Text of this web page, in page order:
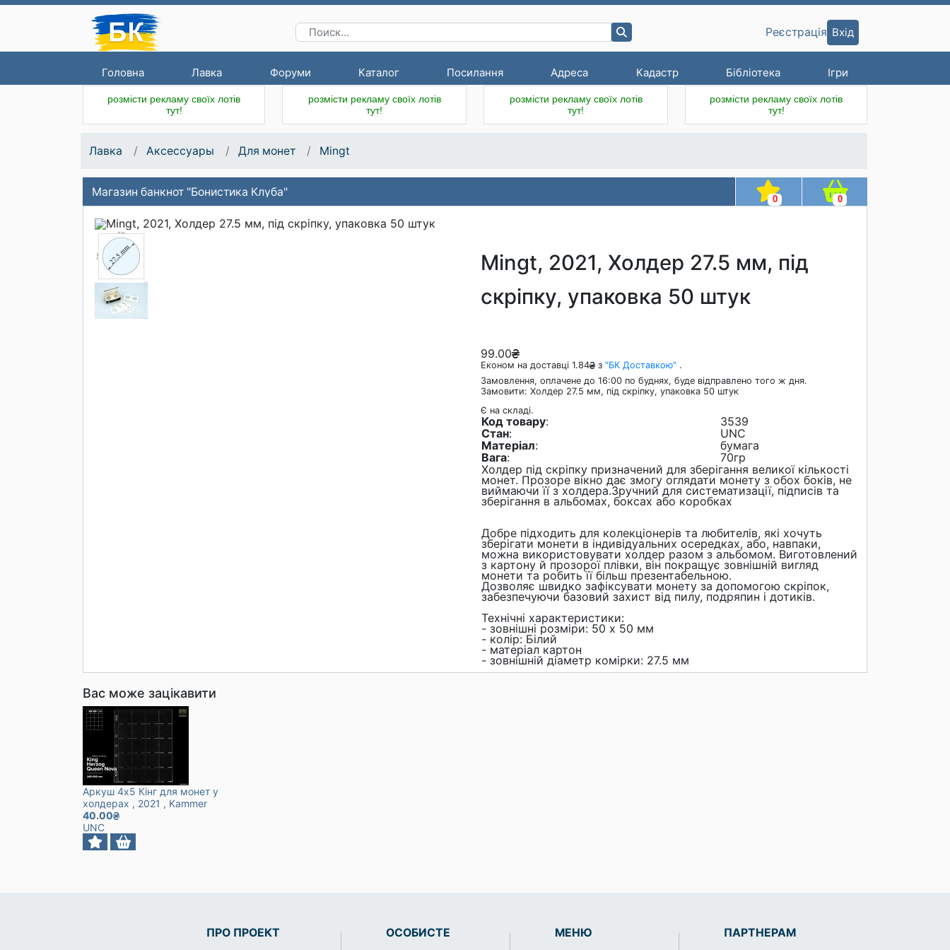
Головна Лавка Форуми Каталог Посилання Адреса Кадастр Бібліотека Ігри
Реєстрація Вхід
розмісти рекламу своїх лотів
тут!
розмісти рекламу своїх лотів
тут!
розмісти рекламу своїх лотів
тут!
розмісти рекламу своїх лотів
тут!
Лавка Аксессуары Для монет Mingt
Магазин банкнот "Бонистика Клуба"
0 0
Mingt, 2021, Холдер 27.5 мм, під
скріпку, упаковка 50 штук
99.00
Економ на доставці 1.84 з "БК Доставкою" .
Замовлення, оплачене до 16:00 по буднях, буде відправлено того ж дня.
Замовити: Холдер 27.5 мм, під скріпку, упаковка 50 штук
Є на складі.
Код товару:
3539
Стан:
UNC
Матеріал:
бумага
Вага:
70гр
Холдер під скріпку призначений для зберігання великої кількості
монет. Прозоре вікно дає змогу оглядати монету з обох боків, не
виймаючи її з холдера.Зручний для систематизації, підписів та
зберігання в альбомах, боксах або коробках
Добре підходить для колекціонерів та любителів, які хочуть
зберігати монети в індивідуальних осередках, або, навпаки,
можна використовувати холдер разом з альбомом. Виготовлений
з картону й прозорої плівки, він покращує зовнішній вигляд
монети та робить її більш презентабельною.
Дозволяє швидко зафіксувати монету за допомогою скріпок,
забезпечуючи базовий захист від пилу, подряпин і дотиків.
Технічні характеристики:
- зовнішні розміри: 50 x 50 мм
- колір: Білий
- матеріал картон
- зовнішній діаметр комірки: 27.5 мм
Вас може зацікавити
Аркуш 4х5 Кінг для монет у
холдерах , 2021 , Kammer
40.00
UNC
ПРО ПРОЕКТ ОСОБИСТЕ МЕНЮ ПАРТНЕРАМ